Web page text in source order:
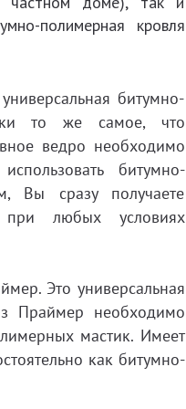
полимерная кровля
битумно-
то же самое, что
ведро необходимо
битумно-
Вы сразу получаете
при любых условиях
Это универсальная
Праймер необходимо
мастик. Имеет
как битумно-